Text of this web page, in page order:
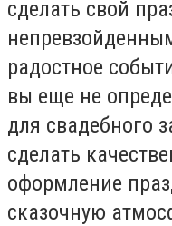
сделать свой
радостное
вы еще не
для свадебного
сделать
оформление
сказочную